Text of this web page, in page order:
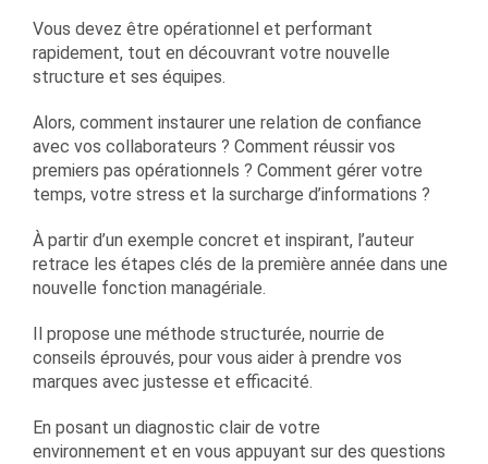
Vous devez être opérationnel et performant
rapidement, tout en découvrant votre nouvelle
structure et ses équipes.
Alors, comment instaurer une relation de confiance
avec vos collaborateurs ? Comment réussir vos
premiers pas opérationnels ? Comment gérer votre
temps, votre stress et la surcharge d’informations ?
À partir d’un exemple concret et inspirant, l’auteur
retrace les étapes clés de la première année dans une
nouvelle fonction managériale.
Il propose une méthode structurée, nourrie de
conseils éprouvés, pour vous aider à prendre vos
marques avec justesse et efficacité.
En posant un diagnostic clair de votre
environnement et en vous appuyant sur des questions